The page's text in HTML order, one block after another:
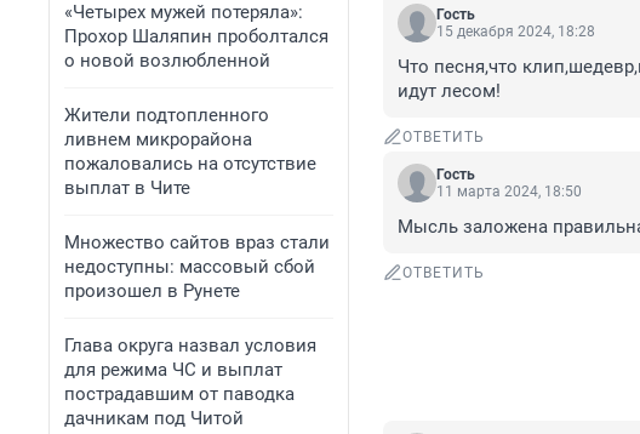
«Четырех мужей потеряла»:
Прохор Шаляпин проболтался
о новой возлюбленной
Жители подтопленного
ливнем микрорайона
пожаловались на отсутствие
выплат в Чите
Множество сайтов враз стали
недоступны: массовый сбой
произошел в Рунете
Глава округа назвал условия
для режима ЧС и выплат
пострадавшим от паводка
дачникам под Читой
Гость
15 декабря 2024, 18:28
Что песня,что
идут лесом!
ОТВЕТИТЬ
Гость
11 марта 2024, 18:50
Мысль заложена
ОТВЕТИТЬ